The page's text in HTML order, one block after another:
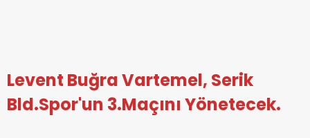
Levent Buğra Vartemel, Serik
Bld.Spor'un 3.Maçını Yönetecek.